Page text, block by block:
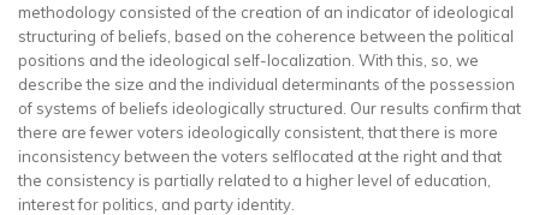
methodology consisted of the creation of an indicator of ideological
structuring of beliefs, based on the coherence between the political
positions and the ideological self-localization. With this, so, we
describe the size and the individual determinants of the possession
of systems of beliefs ideologically structured. Our results confirm that
there are fewer voters ideologically consistent, that there is more
inconsistency between the voters selflocated at the right and that
the consistency is partially related to a higher level of education,
interest for politics, and party identity.